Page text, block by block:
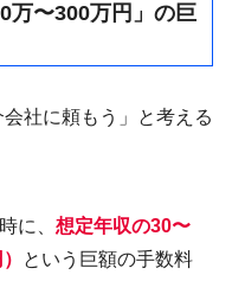
万〜300万円」の巨
社に頼もう」と考える
に、 想定年収の30〜
という巨額の手数料